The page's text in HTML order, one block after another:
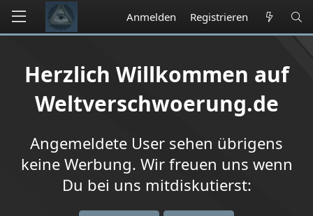
Anmelden Registrieren
Herzlich Willkommen auf
Weltverschwoerung.de
Angemeldete User sehen übrigens
keine Werbung. Wir freuen uns wenn
Du bei uns mitdiskutierst: